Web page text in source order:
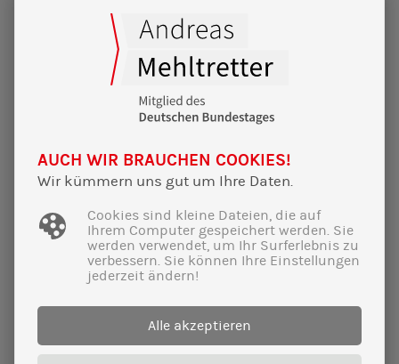
Wahnsinns-Wahlkampf-Finale im
Furtner:
Volles Haus für Fortschritt und unsere
Demokratie!
AUCH WIR BRAUCHEN COOKIES!
Wir kümmern uns gut um Ihre Daten.
Cookies sind kleine Dateien, die auf
Ihrem Computer gespeichert werden. Sie
werden verwendet, um Ihr Surferlebnis zu
verbessern. Sie können Ihre Einstellungen
jederzeit ändern!
Alle akzeptieren